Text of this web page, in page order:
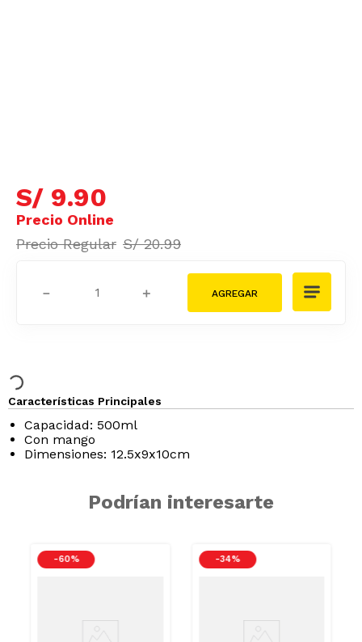
S/ 9.90
S/ 20.99
＋
－
Características Principales
Capacidad: 500ml
Con mango
Dimensiones: 12.5x9x10cm
Podrían interesarte
-60 % -34 %